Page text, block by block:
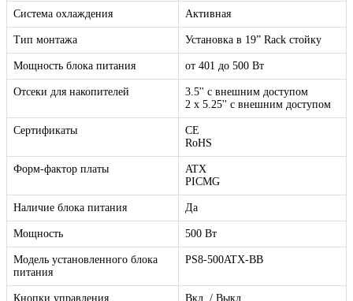
Система охлаждения Активная
Тип монтажа Установка в 19” Rack стойку
Мощность блока питания от 401 до 500 Вт
Отсеки для накопителей
3.5'' с внешним доступом
2 x 5.25'' с внешним доступом
Сертификаты
CE
RoHS
Форм-фактор платы
ATX
PICMG
Наличие блока питания Да
Мощность 500 Вт
Модель установленного блока
питания
PS8-500ATX-BB
Кнопки управления Вкл. / Выкл.